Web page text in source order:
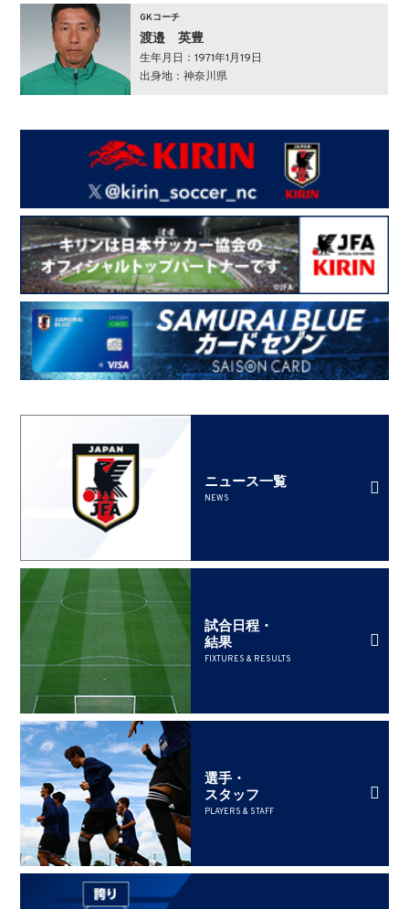
GKコーチ
渡邉 英豊
生年月日：1971年1月19日
出身地：神奈川県
ニュース一覧
NEWS
試合日程・
結果
FIXTURES & RESULTS
選手・
スタッフ
PLAYERS & STAFF